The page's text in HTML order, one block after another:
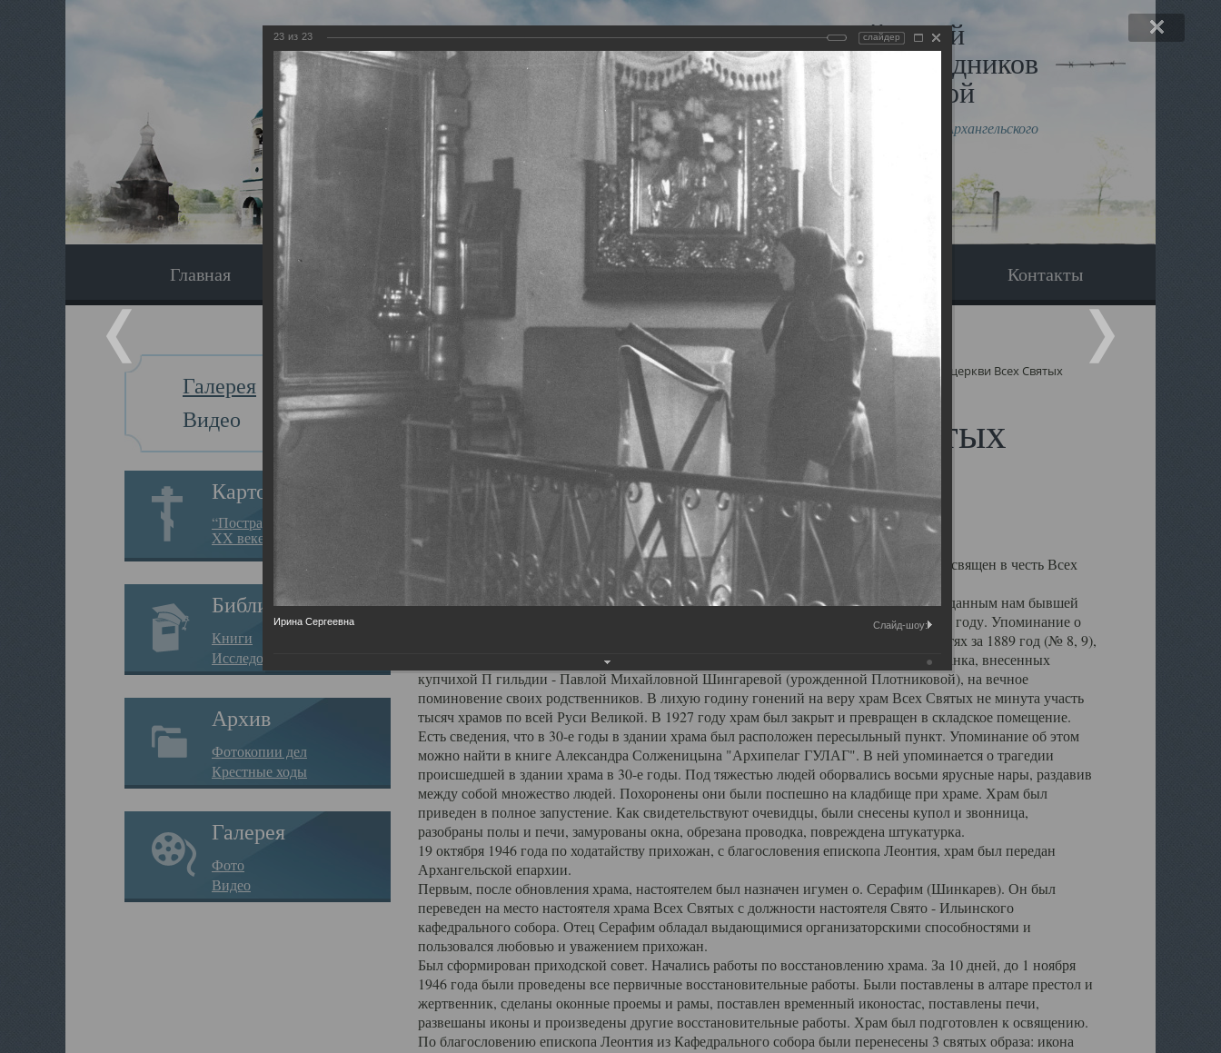
Виртуальный музей
Новомучеников и исповедников
Земли Архангельской
Сайт создан по благословлению митрополита Архангельского
и Холмогорского Даниила
Главная Экскурсия Наследники Галерея Вопрос-ответ Контакты
Галерея
Видео
Картотека
“Пострадавшие за веру в
XX веке на Севере”
Библиотека
Книги
Исследования
Архив
Фотокопии дел
Крестные ходы
Галерея
Фото
Видео
Главная Галерея Храмы-мученики Архангельска Храм Всех Святых Священники церкви Всех Святых
Священники церкви Всех Святых
Священники церкви Всех Святых
Историческое описание церкви Всех Святых в г. Архангельск
Один из старейших храмов Архангельска, который находится на Обводном канале, освящен в честь Всех
Святых.
Вопрос о времени строительства храма несколько затруднителен, но по данным переданным нам бывшей
старостой храма Крискентией Антоновной Аверкиевой, храм был воздвигнут в 1864 году. Упоминание о
храме, носящем имя Всех Святых, находим в Архангельских Епархиальных ведомостях за 1889 год (№ 8, 9),
речь идет о пожертвовании в виде постоянно доходных билетов Государственного банка, внесенных
купчихой П гильдии - Павлой Михайловной Шингаревой (урожденной Плотниковой), на вечное
поминовение своих родственников. В лихую годину гонений на веру храм Всех Святых не минута участь
тысяч храмов по всей Руси Великой. В 1927 году храм был закрыт и превращен в складское помещение.
Есть сведения, что в 30-е годы в здании храма был расположен пересыльный пункт. Упоминание об этом
можно найти в книге Александра Солженицына "Архипелаг ГУЛАГ". В ней упоминается о трагедии
происшедшей в здании храма в 30-е годы. Под тяжестью людей оборвались восьми ярусные нары, раздавив
между собой множество людей. Похоронены они были поспешно на кладбище при храме. Храм был
приведен в полное запустение. Как свидетельствуют очевидцы, были снесены купол и звонница,
разобраны полы и печи, замурованы окна, обрезана проводка, повреждена штукатурка.
19 октября 1946 года по ходатайству прихожан, с благословения епископа Леонтия, храм был передан
Архангельской епархии.
Первым, после обновления храма, настоятелем был назначен игумен о. Серафим (Шинкарев). Он был
переведен на место настоятеля храма Всех Святых с должности настоятеля Свято - Ильинского
кафедрального собора. Отец Серафим обладал выдающимися организаторскими способностями и
пользовался любовью и уважением прихожан.
Был сформирован приходской совет. Начались работы по восстановлению храма. За 10 дней, до 1 ноября
1946 года были проведены все первичные восстановительные работы. Были поставлены в алтаре престол и
жертвенник, сделаны оконные проемы и рамы, поставлен временный иконостас, поставлены печи,
развешаны иконы и произведены другие восстановительные работы. Храм был подготовлен к освящению.
По благословению епископа Леонтия из Кафедрального собора были перенесены 3 святых образа: икона
23 из 23 слайдер
Ирина Сергеевна Слайд-шоу: